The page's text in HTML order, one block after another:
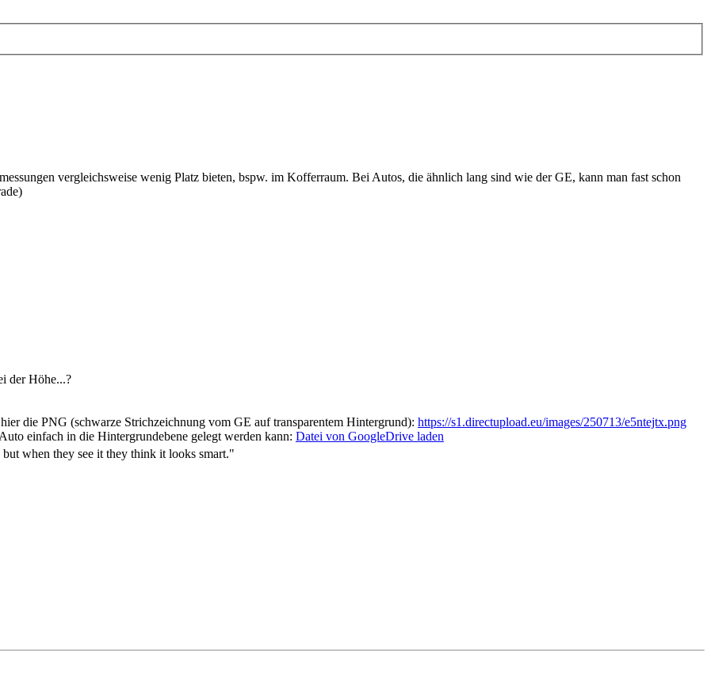
vergleichsweise wenig Platz bieten, bspw. im Kofferraum. Bei Autos, die ähnlich lang sind wie der GE, kann man fast schon
der Höhe...?
die PNG (schwarze Strichzeichnung vom GE auf transparentem Hintergrund): https://s1.directupload.eu/images/250713/e5ntejtx.png
einfach in die Hintergrundebene gelegt werden kann: Datei von GoogleDrive laden
when they see it they think it looks smart."